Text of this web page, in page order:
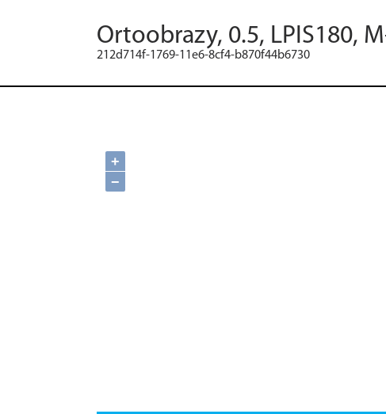
Ortoobrazy, 0.5, LPIS180,
212d714f-1769-11e6-8cf4-b870f44b6730
+
−